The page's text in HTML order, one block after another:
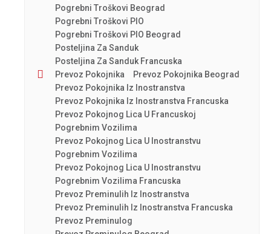
Pogrebni Troškovi Beograd
Pogrebni Troškovi PIO
Pogrebni Troškovi PIO Beograd
Posteljina Za Sanduk
Posteljina Za Sanduk Francuska
Prevoz Pokojnika
Prevoz Pokojnika Beograd
Prevoz Pokojnika Iz Inostranstva
Prevoz Pokojnika Iz Inostranstva Francuska
Prevoz Pokojnog Lica U Francuskoj
Pogrebnim Vozilima
Prevoz Pokojnog Lica U Inostranstvu
Pogrebnim Vozilima
Prevoz Pokojnog Lica U Inostranstvu
Pogrebnim Vozilima Francuska
Prevoz Preminulih Iz Inostranstva
Prevoz Preminulih Iz Inostranstva Francuska
Prevoz Preminulog